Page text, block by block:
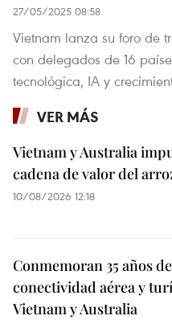
27/05/2025 08:58
Vietnam lanza su foro de
con delegados de 16
tecnológica, IA y
VER MÁS
Vietnam y Australia
cadena de valor del
10/08/2026 12:18
Conmemoran 35 años de
conectividad aérea y
Vietnam y Australia